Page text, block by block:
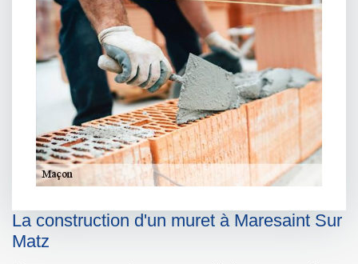
La construction d'un muret à Maresaint Sur
Matz